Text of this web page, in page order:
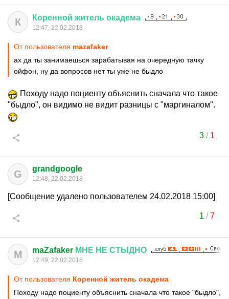
К Коренной житель окадема
12:47, 22.02.2018
От пользователя mazafaker
ах да ты занимаешься зарабатывая на очередную тачку
ойфон, ну да вопросов нет ты уже не быдло
Походу надо поциенту объяснить сначала что такое
"быдло", он видимо не видит разницы с "маргиналом".
3/ 1
G grandgoogle
12:48, 22.02.2018
[Сообщение удалено пользователем 24.02.2018 15:00]
1 /7
M maZafaker МНЕ НЕ СТЫДНО
12:49, 22.02.2018
От пользователя Коренной житель окадема
Походу надо поциенту объяснить сначала что такое "быдло",